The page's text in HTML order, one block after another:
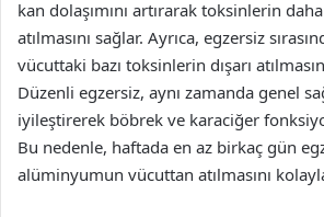
kan dolaşımını artırarak toksinlerin
atılmasını sağlar. Ayrıca, egzersiz
vücuttaki bazı toksinlerin dışarı
Düzenli egzersiz, aynı zamanda genel
iyileştirerek böbrek ve karaciğer
Bu nedenle, haftada en az birkaç gün
alüminyumun vücuttan atılmasını